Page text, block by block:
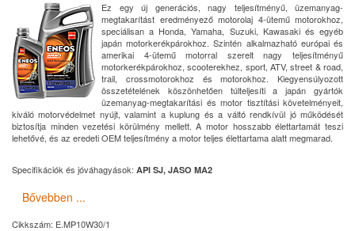
Ez egy új generációs, nagy teljesítményű, üzemanyag-
megtakarítást eredményező motorolaj 4-ütemű motorokhoz,
speciálisan a Honda, Yamaha, Suzuki, Kawasaki és egyéb
japán motorkerékpárokhoz. Szintén alkalmazható európai és
amerikai 4-ütemű motorral szerelt nagy teljesítményű
motorkerékpárokhoz, scooterekhez, sport, ATV, street & road,
trail, crossmotorokhoz és motorokhoz. Kiegyensúlyozott
összetételének köszönhetően túlteljesíti a japán gyártók
üzemanyag-megtakarítási és motor tisztítási követelményeit,
kiváló motorvédelmet nyújt, valamint a kuplung és a váltó rendkívül jó működését
biztosítja minden vezetési körülmény mellett. A motor hosszabb élettartamát teszi
lehetővé, és az eredeti OEM teljesítmény a motor teljes élettartama alatt megmarad.
Specifikációk és jóváhagyások: API SJ, JASO MA2
Bővebben ...
Cikkszám: E.MP10W30/1